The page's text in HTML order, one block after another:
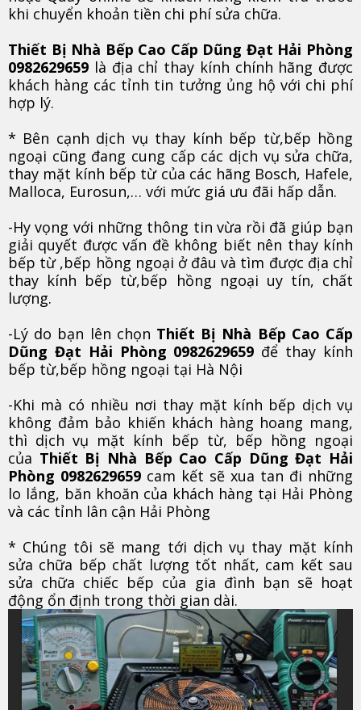
khi chuyển khoản tiền chi phí sửa chữa.
Thiết Bị Nhà Bếp Cao Cấp Dũng Đạt Hải Phòng
0982629659 là địa chỉ thay kính chính hãng được
khách hàng các tỉnh tin tưởng ủng hộ với chi phí
hợp lý.
* Bên cạnh dịch vụ thay kính bếp từ,bếp hồng
ngoại cũng đang cung cấp các dịch vụ sửa chữa,
thay mặt kính bếp từ của các hãng Bosch, Hafele,
Malloca, Eurosun,… với mức giá ưu đãi hấp dẫn.
-Hy vọng với những thông tin vừa rồi đã giúp bạn
giải quyết được vấn đề không biết nên thay kính
bếp từ ,bếp hồng ngoại ở đâu và tìm được địa chỉ
thay kính bếp từ,bếp hồng ngoại uy tín, chất
lượng.
-Lý do bạn lên chọn Thiết Bị Nhà Bếp Cao Cấp
Dũng Đạt Hải Phòng 0982629659 để thay kính
bếp từ,bếp hồng ngoại tại Hà Nội
-Khi mà có nhiều nơi thay mặt kính bếp dịch vụ
không đảm bảo khiến khách hàng hoang mang,
thì dịch vụ mặt kính bếp từ, bếp hồng ngoại
của Thiết Bị Nhà Bếp Cao Cấp Dũng Đạt Hải
Phòng 0982629659 cam kết sẽ xua tan đi những
lo lắng, băn khoăn của khách hàng tại Hải Phòng
và các tỉnh lân cận Hải Phòng
* Chúng tôi sẽ mang tới dịch vụ thay mặt kính
sửa chữa bếp chất lượng tốt nhất, cam kết sau
sửa chữa chiếc bếp của gia đình bạn sẽ hoạt
động ổn định trong thời gian dài.